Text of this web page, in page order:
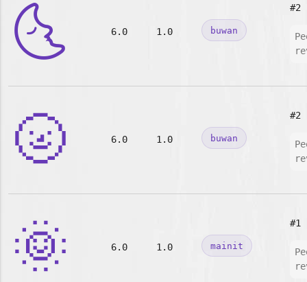
🌜 6.0 1.0 buwan
#2
🌝 6.0 1.0 buwan
#2
🌞 6.0 1.0 mainit
#1